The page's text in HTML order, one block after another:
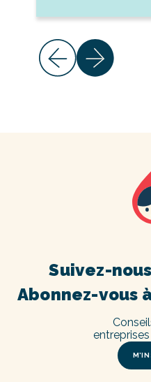
Abonnez-vous
Suivez-nous